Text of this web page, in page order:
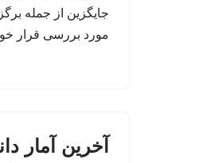
جایگزین از جمله
مورد بررسی قرار
آخرین آمار